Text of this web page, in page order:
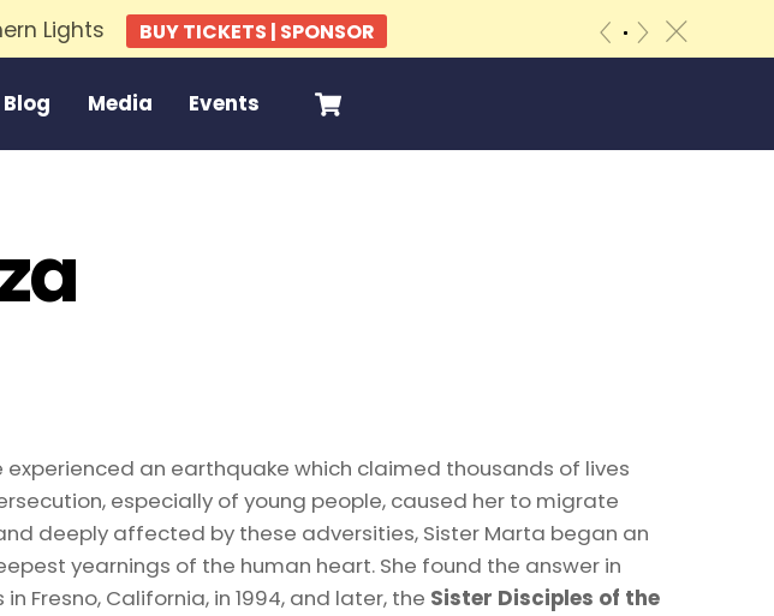
Lights BUY TICKETS | SPONSOR c
Blog Media Events
an earthquake which claimed thousands of lives
especially of young people, caused her to migrate
deeply affected by these adversities, Sister Marta began an
yearnings of the human heart. She found the answer in
Fresno, California, in 1994, and later, the Sister Disciples of the